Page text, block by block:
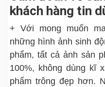
khách hàng tin
+ Với mong muốn
những hình ảnh sinh
phẩm, tất cả ảnh sản
100%, không dùng kĩ
phẩm trông đẹp hơn.